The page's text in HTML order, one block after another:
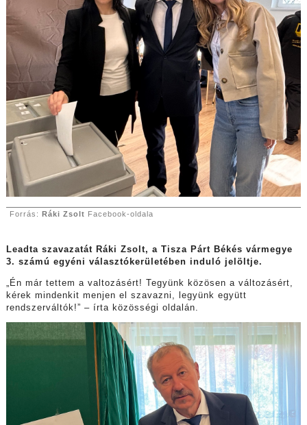
Forrás: Ráki Zsolt Facebook-oldala
Leadta szavazatát Ráki Zsolt, a Tisza Párt Békés vármegye
3. számú egyéni választókerületében induló jelöltje.
„Én már tettem a valtozásért! Tegyünk közösen a változásért,
kérek mindenkit menjen el szavazni, legyünk együtt
rendszerváltók!” – írta közösségi oldalán.